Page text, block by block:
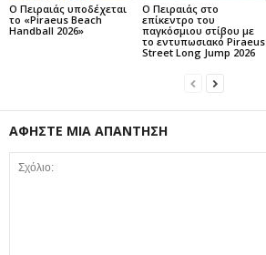
Ο Πειραιάς υποδέχεται
το «Piraeus Beach
Handball 2026»
Ο Πειραιάς στο
επίκεντρο του
παγκόσμιου στίβου με
το εντυπωσιακό Piraeus
Street Long Jump 2026
ΑΦΗΣΤΕ ΜΙΑ ΑΠΑΝΤΗΣΗ